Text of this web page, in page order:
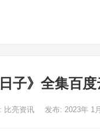
子》全集百
比亮资讯 发布: 2023年 1